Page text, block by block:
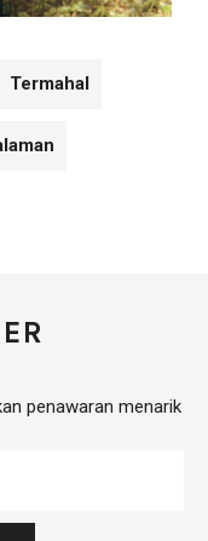
Termahal
penawaran menarik